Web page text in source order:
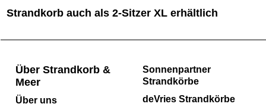
Strandkorb auch als 2-Sitzer XL erhältlich
Sonnenpartner
Strandkörbe
deVries Strandkörbe
Über Strandkorb &
Meer
Über uns